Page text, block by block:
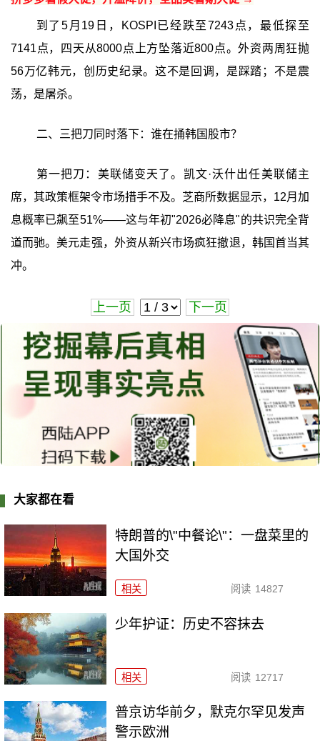
到了5月19日，KOSPI已经跌至7243点，最低探至
7141点，四天从8000点上方坠落近800点。外资两周狂抛
56万亿韩元，创历史纪录。这不是回调，是踩踏；不是震
荡，是屠杀。
二、三把刀同时落下：谁在捅韩国股市？
第一把刀：美联储变天了。凯文·沃什出任美联储主
席，其政策框架令市场措手不及。芝商所数据显示，12月加
息概率已飙至51%——这与年初"2026必降息"的共识完全背
道而驰。美元走强，外资从新兴市场疯狂撤退，韩国首当其
冲。
上一页 下一页
大家都在看
特朗普的\"中餐论\"：一盘菜里的
大国外交
相关 阅读 14827
少年护证：历史不容抹去
相关 阅读 12717
普京访华前夕，默克尔罕见发声
警示欧洲